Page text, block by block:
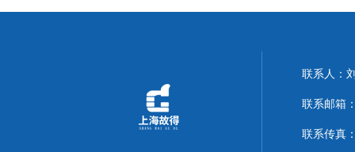
联系人：
联系邮箱
联系传真